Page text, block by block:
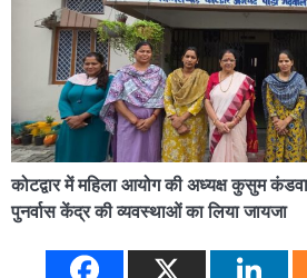
कोटद्वार में महिला आयोग की अध्यक्ष कुसुम
पुनर्वास केंद्र की व्यवस्थाओं का लिया जायजा